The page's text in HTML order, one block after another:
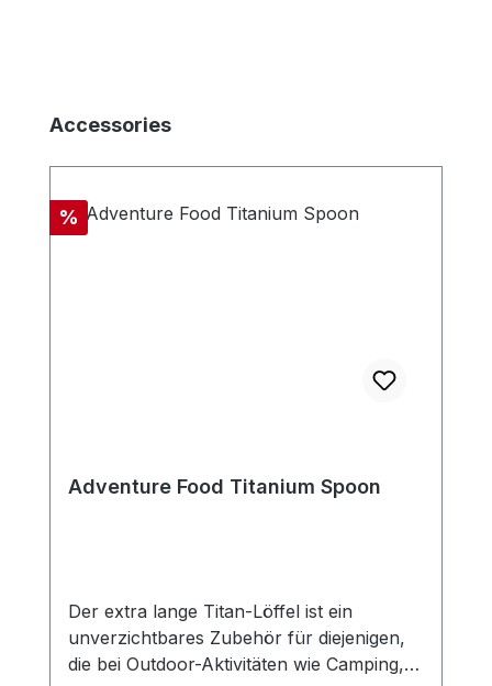
Produktgalerie überspringen
Accessories
Rabatt
%
Adventure Food Titanium Spoon
Der extra lange Titan-Löffel ist ein
unverzichtbares Zubehör für diejenigen,
die bei Outdoor-Aktivitäten wie Camping,